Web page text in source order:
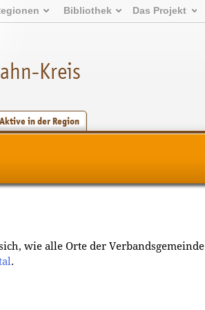
Bibliothek Das Projekt
Kreis
Aktive in der Region
wie alle Orte der Verbandsgemeinde
.